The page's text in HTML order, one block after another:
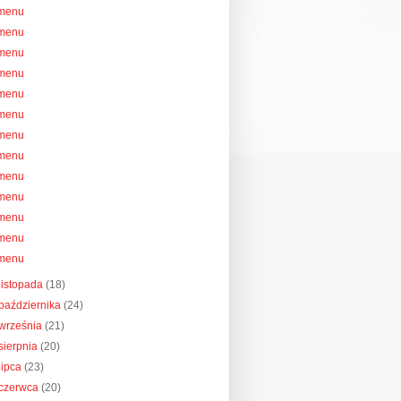
listopada(18)
(24)
(21)
(20)
lipca(23)
(20)